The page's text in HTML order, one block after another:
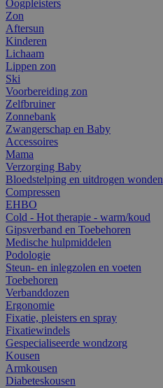
Oogpleisters
Zon
Aftersun
Kinderen
Lichaam
Lippen zon
Ski
Voorbereiding zon
Zelfbruiner
Zonnebank
Zwangerschap en Baby
Accessoires
Mama
Verzorging Baby
Bloedstelping en uitdrogen wonden
Compressen
EHBO
Cold - Hot therapie - warm/koud
Gipsverband en Toebehoren
Medische hulpmiddelen
Podologie
Steun- en inlegzolen en voeten
Toebehoren
Verbanddozen
Ergonomie
Fixatie, pleisters en spray
Fixatiewindels
Gespecialiseerde wondzorg
Kousen
Armkousen
Diabeteskousen